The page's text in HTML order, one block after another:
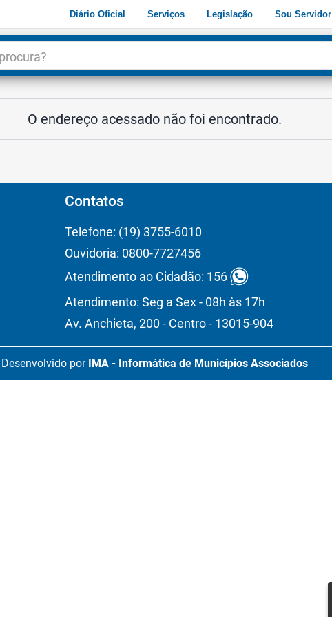
Diário Oficial Serviços Legislação Sou Servidor
O endereço acessado não foi encontrado.
Contatos
Telefone: (19) 3755-6010
Ouvidoria: 0800-7727456
Atendimento ao Cidadão: 156
Atendimento: Seg a Sex - 08h às 17h
Av. Anchieta, 200 - Centro - 13015-904
Desenvolvido por IMA - Informática de Municípios Associados